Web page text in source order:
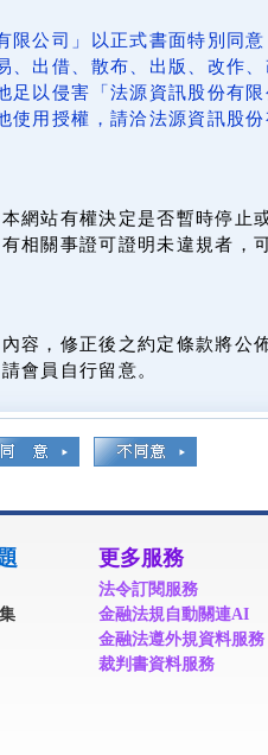
限公司」以正式書面特別同
、出借、散布、出版、改作
足以侵害「法源資訊股份有限
使用授權，請洽法源資訊股份
網站有權決定是否暫時停止
相關事證可證明未違規者，
容，修正後之約定條款將公
會員自行留意。
更多服務
法令訂閱服務
金融法規自動關連AI
金融法遵外規資料服務
裁判書資料服務